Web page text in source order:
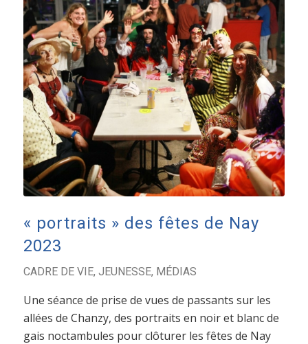
« portraits » des fêtes de Nay
2023
CADRE DE VIE, JEUNESSE, MÉDIAS
Une séance de prise de vues de passants sur les
allées de Chanzy, des portraits en noir et blanc de
gais noctambules pour clôturer les fêtes de Nay